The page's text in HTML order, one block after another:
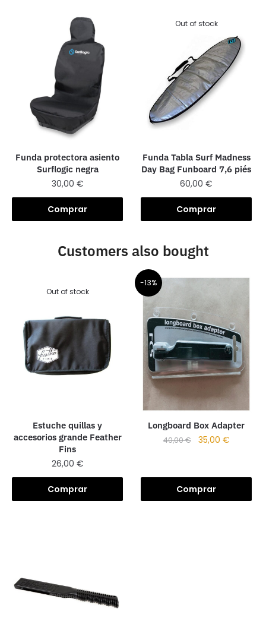
Funda protectora asiento
Surflogic negra
30,00 €
Comprar
Out of stock
Funda Tabla Surf Madness
Day Bag Funboard 7,6 piés
60,00€
Comprar
Customers also bought
Out of stock
Estuche quillas y
accesorios grande Feather
Fins
26,00 €
Comprar
-13%
Longboard Box Adapter
40,00€ 35,00 €
Comprar